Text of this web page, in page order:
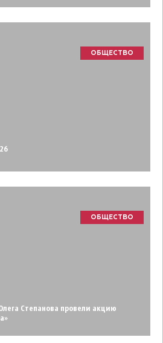
ОБЩЕСТВО
ОБЩЕСТВО
Степанова провели акцию